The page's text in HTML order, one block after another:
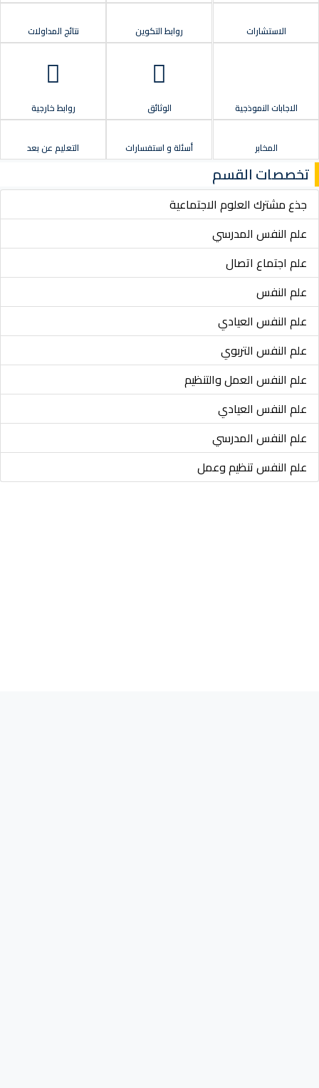
الاستشارات روابط التكوين نتائج المداولات
الاجابات النموذجية الوثائق روابط خارجية
المخابر أسئلة و استفسارات التعليم عن بعد
تخصصات القسم
جذع مشترك العلوم الاجتماعية
علم النفس المدرسي
علم اجتماع اتصال
علم النفس
علم النفس العيادي
علم النفس التربوي
علم النفس العمل والتنظيم
علم النفس العيادي
علم النفس المدرسي
علم النفس تنظيم وعمل